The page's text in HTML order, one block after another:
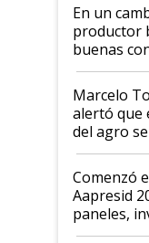
En un
productor
buenas
argentino
más
Marcelo
alertó que
del agro se
"No es
Argentina
las
años"
Comenzó
Aapresid
paneles,
todas las